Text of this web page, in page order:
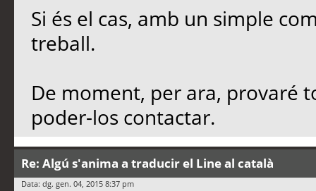
Si és el cas, amb un simple
treball.
De moment, per ara, provaré
poder-los contactar.
Re: Algú s'anima a traducir el Line al català
Data: dg. gen. 04, 2015 8:37 pm